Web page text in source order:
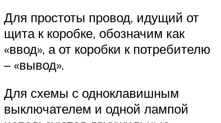
Для простоты провод, идущий от
щита к коробке, обозначим как
«ввод», а от коробки к потребителю
– «вывод».
Для схемы с одноклавишным
выключателем и одной лампой